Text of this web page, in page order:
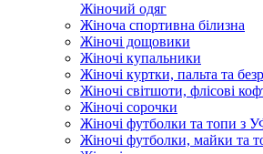
Жіночий одяг
Жіноча спортивна білизна
Жіночі дощовики
Жіночі купальники
Жіночі куртки, пальта та
Жіночі світшоти, флісові
Жіночі сорочки
Жіночі футболки та топи з
Жіночі футболки, майки та